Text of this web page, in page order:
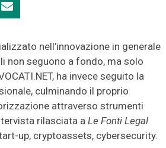
nell’innovazione in generale
non seguono a fondo, ma solo
ha invece seguito la
culminando il proprio
attraverso strumenti
rilasciata a Le Fonti Legal
up, cryptoassets, cybersecurity.